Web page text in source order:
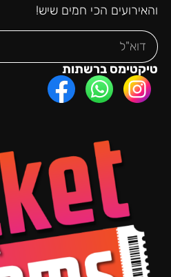
והאירועים הכי חמים שיש!
טיקטימס ברשתות